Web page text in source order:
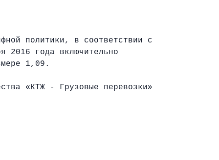
политики, в соответствии с
2016 года включительно
1,09.
«КТЖ - Грузовые перевозки»